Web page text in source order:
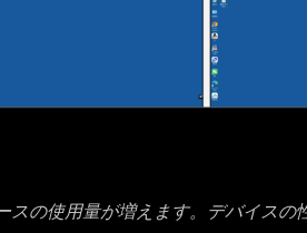
の使用量が増えます。デバイスの